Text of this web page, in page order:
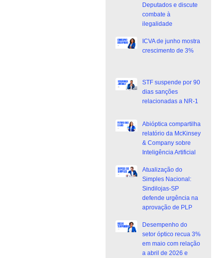
Deputados e discute
combate à
ilegalidade
ICVA de junho mostra
crescimento de 3%
STF suspende por 90
dias sanções
relacionadas a NR-1
Abióptica compartilha
relatório da McKinsey
& Company sobre
Inteligência Artificial
Atualização do
Simples Nacional:
Sindilojas-SP
defende urgência na
aprovação de PLP
Desempenho do
setor óptico recua 3%
em maio com relação
a abril de 2026 e